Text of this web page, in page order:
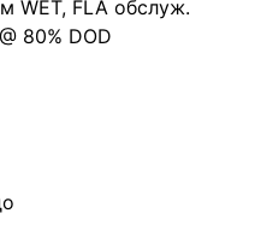
WET, FLA обслуж.
80% DOD